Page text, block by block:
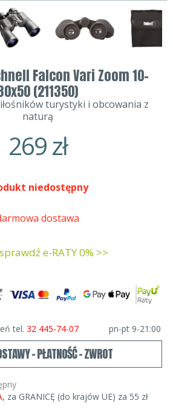
Falcon Vari Zoom 10-
(211350)
turystyki i obcowania z
naturą
269zł
niedostępny
dostawa
sprawdź e-RATY 0% >>
tel. 32 445-74-07 pn-pt 9-21:00
- PŁATNOŚĆ - ZWROT
, za GRANICĘ (do krajów UE) za 55 zł